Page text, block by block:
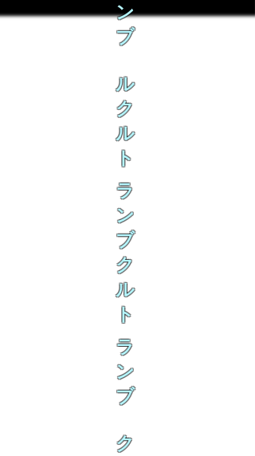
ン
ブ
ル
ク
ル
ト
ラ
ン
ブ
ク
ル
ト
ラ
ン
ブ
ク